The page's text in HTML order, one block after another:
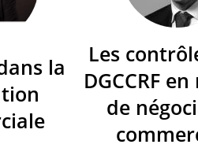
la
Les
DGCCRF
de